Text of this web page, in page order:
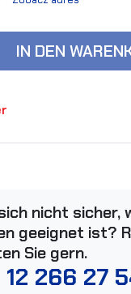
IN DEN
nicht sicher,
geeignet ist?
Sie gern.
12 266 27